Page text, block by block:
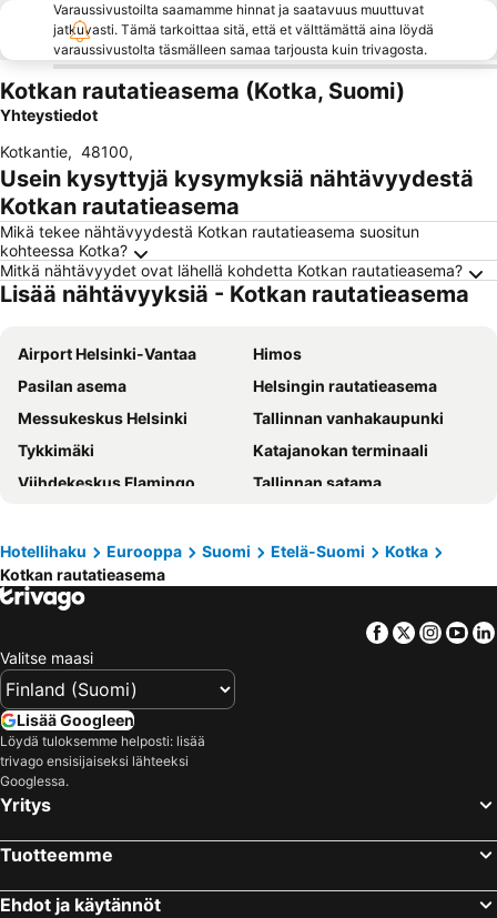
Varaussivustoilta saamamme hinnat ja saatavuus muuttuvat
jatkuvasti. Tämä tarkoittaa sitä, että et välttämättä aina löydä
varaussivustolta täsmälleen samaa tarjousta kuin trivagosta.
Kotkan rautatieasema (Kotka, Suomi)
Yhteystiedot
Kotkantie, 48100,
Usein kysyttyjä kysymyksiä nähtävyydestä
Kotkan rautatieasema
Mikä tekee nähtävyydestä Kotkan rautatieasema suositun
kohteessa Kotka?
Mitkä nähtävyydet ovat lähellä kohdetta Kotkan rautatieasema?
Lisää nähtävyyksiä - Kotkan rautatieasema
Airport Helsinki-Vantaa
Himos
Pasilan asema
Helsingin rautatieasema
Messukeskus Helsinki
Tallinnan vanhakaupunki
Tykkimäki
Katajanokan terminaali
Viihdekeskus Flamingo
Tallinnan satama
Hartwall Areena
Imatran kylpylä
Kamppi Shopping Center
Suomenlinna
Ideapark
Korkeasaari
Tuska Open Air Metal Festival
Puuhamaa
Jätkäsaari
Kaapelitehdas
Himos Festival
Kauppatori
Hotellihaku Eurooppa Suomi Etelä-Suomi
Kotka
Kotkan rautatieasema
Facebook
Twitter
Valitse maasi
Lisää Googleen
Löydä tuloksemme helposti: lisää
trivago ensisijaiseksi lähteeksi
Googlessa.
Yritys
Tuotteemme
Ehdot ja käytännöt